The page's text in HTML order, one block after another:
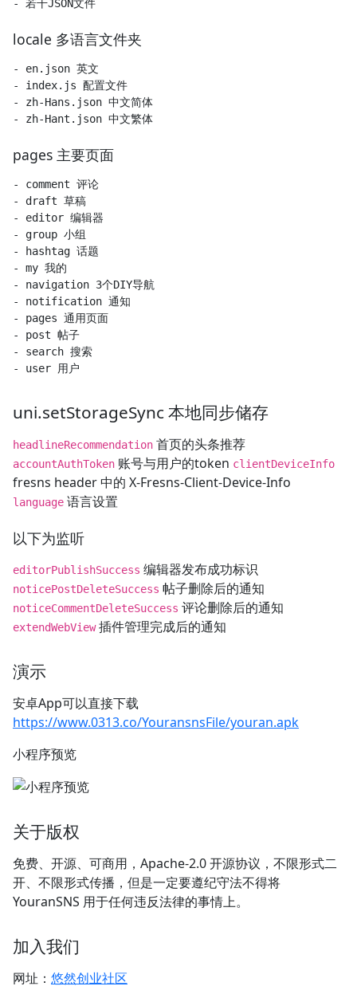
locale 多语言文件夹
- en.json 英文
- index.js 配置文件
- zh-Hans.json 中文简体
pages 主要页面
- comment 评论
- draft 草稿
- editor 编辑器
- group 小组
- hashtag 话题
- my 我的
- navigation 3个DIY导航
- notification 通知
- pages 通用页面
- post 帖子
- search 搜索
uni.setStorageSync 本地同步储存
headlineRecommendation 首页的头条推荐
accountAuthToken 账号与用户的token clientDeviceInfo
fresns header 中的 X-Fresns-Client-Device-Info
language 语言设置
以下为监听
editorPublishSuccess 编辑器发布成功标识
noticePostDeleteSuccess 帖子删除后的通知
noticeCommentDeleteSuccess 评论删除后的通知
extendWebView插件管理完成后的通知
演示
安卓App可以直接下载
https://www.0313.co/YouransnsFile/youran.apk
小程序预览
关于版权
免费、开源、可商用，Apache-2.0 开源协议，不限形式二
开、不限形式传播，但是一定要遵纪守法不得将
YouranSNS 用于任何违反法律的事情上。
加入我们
网址： 悠然创业社区